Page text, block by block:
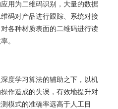
用为二维码识别，大量的数据
码对产品进行跟踪、系统对接
各种材质表面的二维码进行读
。
学习算法的辅助之下，以机
作造成的失误，有效地提升对
模式的准确率远高于人工目